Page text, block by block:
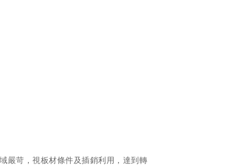
嚴苛，視板材條件及插銷利用，達到轉